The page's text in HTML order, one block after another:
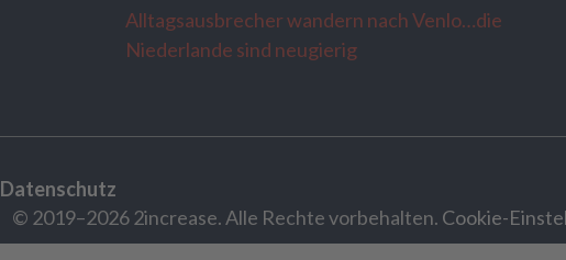
Alltagsausbrecher wandern nach Venlo…die
Niederlande sind neugierig
Datenschutz
© 2019–2026 2increase. Alle Rechte vorbehalten. Cookie-